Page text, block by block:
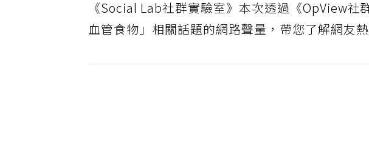
《Social Lab社群實驗室》本次透過《OpView社
血管食物」相關話題的網路聲量，帶您了解網友